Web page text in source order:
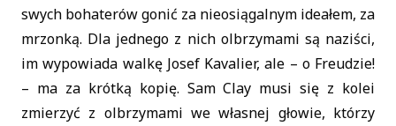
swych bohaterów gonić za nieosiągalnym ideałem, za
mrzonką. Dla jednego z nich olbrzymami są naziści,
im wypowiada walkę Josef Kavalier, ale – o Freudzie!
– ma za krótką kopię. Sam Clay musi się z kolei
zmierzyć z olbrzymami we własnej głowie, którzy